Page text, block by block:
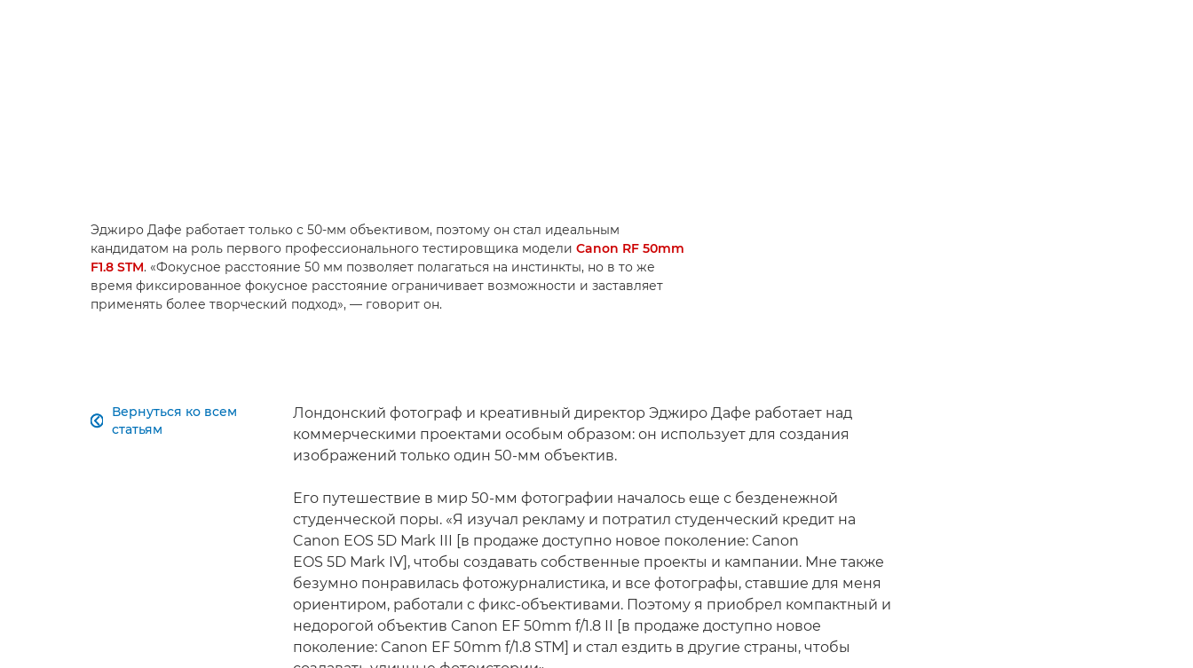
Эджиро Дафе работает только с 50-мм объективом, поэтому он стал идеальным
кандидатом на роль первого профессионального тестировщика модели Canon RF 50mm
F1.8 STM. «Фокусное расстояние 50 мм позволяет полагаться на инстинкты, но в то же
время фиксированное фокусное расстояние ограничивает возможности и заставляет
применять более творческий подход», — говорит он.
Вернуться ко всем
статьям

Лондонский фотограф и креативный директор Эджиро Дафе работает над
коммерческими проектами особым образом: он использует для создания
изображений только один 50-мм объектив.
Его путешествие в мир 50-мм фотографии началось еще с безденежной
студенческой поры. «Я изучал рекламу и потратил студенческий кредит на
Canon EOS 5D Mark III [в продаже доступно новое поколение: Canon
EOS 5D Mark IV], чтобы создавать собственные проекты и кампании. Мне также
безумно понравилась фотожурналистика, и все фотографы, ставшие для меня
ориентиром, работали с фикс-объективами. Поэтому я приобрел компактный и
недорогой объектив Canon EF 50mm f/1.8 II [в продаже доступно новое
поколение: Canon EF 50mm f/1.8 STM] и стал ездить в другие страны, чтобы